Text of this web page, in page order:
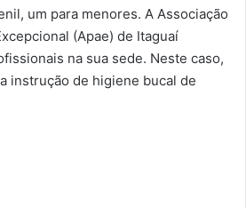
um para menores. A Associação
(Apae) de Itaguaí
na sua sede. Neste caso,
instrução de higiene bucal de